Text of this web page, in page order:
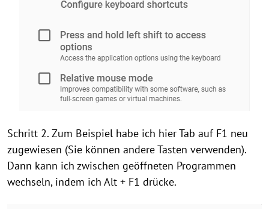
Schritt 2. Zum Beispiel habe ich hier Tab auf F1 neu
zugewiesen (Sie können andere Tasten verwenden).
Dann kann ich zwischen geöffneten Programmen
wechseln, indem ich Alt + F1 drücke.